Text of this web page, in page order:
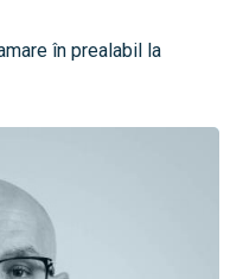
în prealabil la